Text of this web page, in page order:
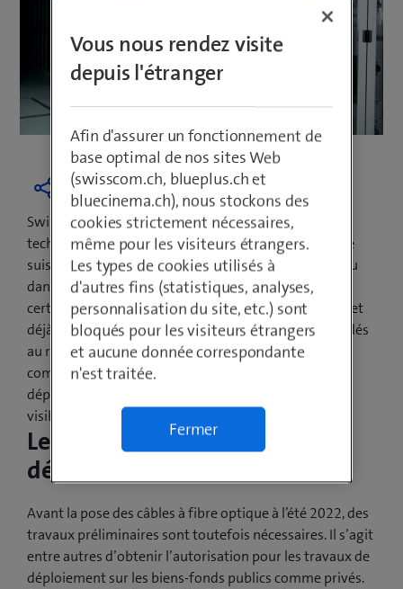
Swisscom a fait la promesse de déployer les
technologies de fibre optique dans chaque commune
suisse d’ici à la fin 2021. Un déploiement a déjà eu lieu
dans certains quartiers de la commune de Céligny. Et
certains habitants et habitants en bénéficient d’ores et
déjà. D’autres quartiers vont maintenant être raccordés
au réseau à fibre optique. La représentation de la
commune et Swisscom ont discuté de ce nouveau
déploiement et du début des travaux. Les travaux
visibles débuteront au printemps 2022.
Les travaux préliminaires
débutent dès maintenant
Avant la pose des câbles à fibre optique à l’été 2022, des
travaux préliminaires sont toutefois nécessaires. Il s’agit
entre autres d’obtenir l’autorisation pour les travaux de
déploiement sur les biens-fonds publics comme privés.
Vous nous rendez visite
depuis l'étranger
Afin d'assurer un fonctionnement de
base optimal de nos sites Web
(swisscom.ch, blueplus.ch et
bluecinema.ch), nous stockons des
cookies strictement nécessaires,
même pour les visiteurs étrangers.
Les types de cookies utilisés à
d'autres fins (statistiques, analyses,
personnalisation du site, etc.) sont
bloqués pour les visiteurs étrangers
et aucune donnée correspondante
n'est traitée.
Fermer